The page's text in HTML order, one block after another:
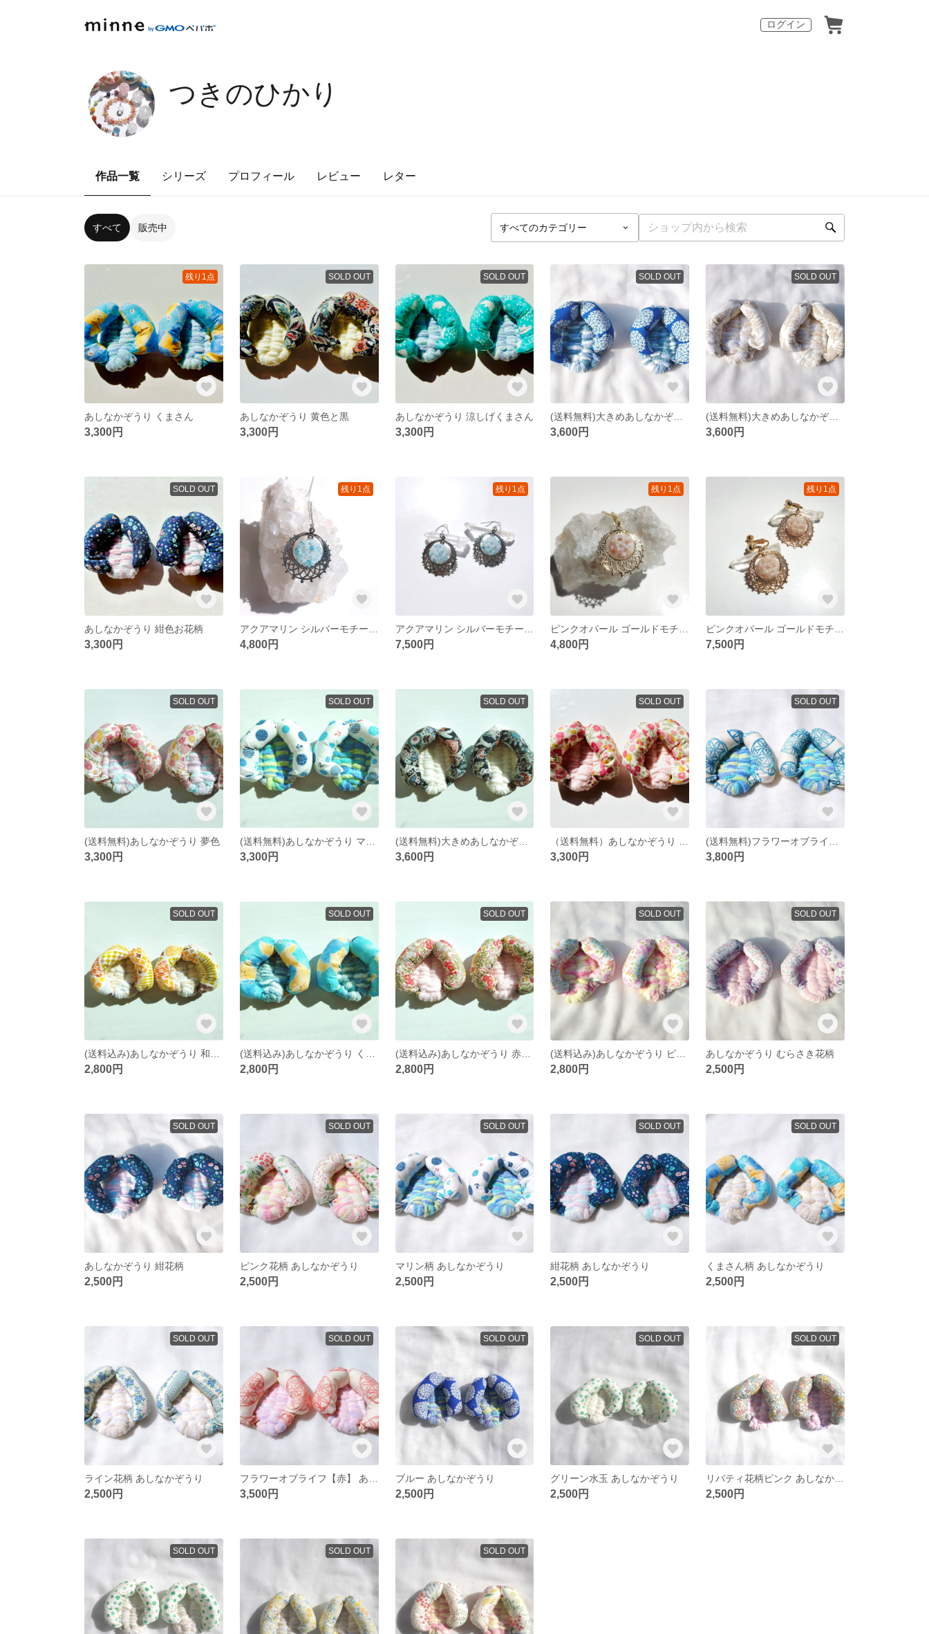
ログイン
つきのひかり
作品一覧 シリーズ プロフィール レビュー レター
すべて 販売中
残り1点
あしなかぞうり くまさん
3,300円
SOLD OUT
あしなかぞうり 黄色と黒
3,300円
SOLD OUT
あしなかぞうり 涼しげくまさん
3,300円
SOLD OUT
3,600円
SOLD OUT
3,600円
SOLD OUT
あしなかぞうり 紺色お花柄
3,300円
残り1点
4,800円
残り1点
7,500円
残り1点
4,800円
残り1点
7,500円
SOLD OUT
(送料無料)あしなかぞうり 夢色
3,300円
SOLD OUT
3,300円
SOLD OUT
(送料無料)大きめあしなかぞうり 黒
3,600円
SOLD OUT
3,300円
SOLD OUT
3,800円
SOLD OUT
2,800円
SOLD OUT
2,800円
SOLD OUT
(送料込み)あしなかぞうり 赤いお花
2,800円
SOLD OUT
2,800円
SOLD OUT
あしなかぞうり むらさき花柄
2,500円
SOLD OUT
あしなかぞうり 紺花柄
2,500円
SOLD OUT
ピンク花柄 あしなかぞうり
2,500円
SOLD OUT
マリン柄 あしなかぞうり
2,500円
SOLD OUT
紺花柄 あしなかぞうり
2,500円
SOLD OUT
くまさん柄 あしなかぞうり
2,500円
SOLD OUT
ライン花柄 あしなかぞうり
2,500円
SOLD OUT
3,500円
SOLD OUT
ブルー あしなかぞうり
2,500円
SOLD OUT
グリーン水玉 あしなかぞうり
2,500円
SOLD OUT
2,500円
SOLD OUT SOLD OUT SOLD OUT